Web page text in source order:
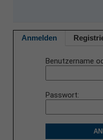
Anmelden
Benutzername
Passwort